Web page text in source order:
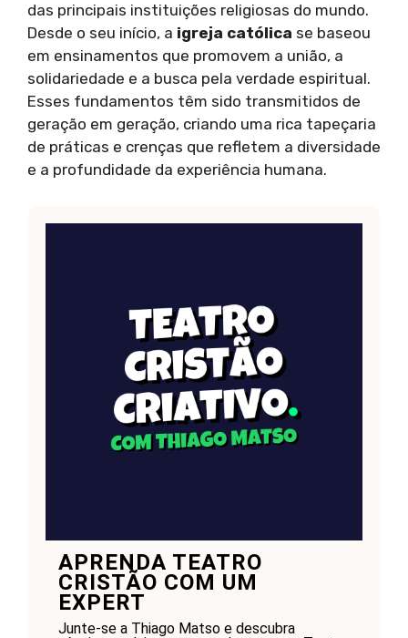
das principais instituições religiosas do mundo.
Desde o seu início, a igreja católica se baseou
em ensinamentos que promovem a união, a
solidariedade e a busca pela verdade espiritual.
Esses fundamentos têm sido transmitidos de
geração em geração, criando uma rica tapeçaria
de práticas e crenças que refletem a diversidade
e a profundidade da experiência humana.
APRENDA TEATRO
CRISTÃO COM UM
EXPERT
Junte-se a Thiago Matso e descubra